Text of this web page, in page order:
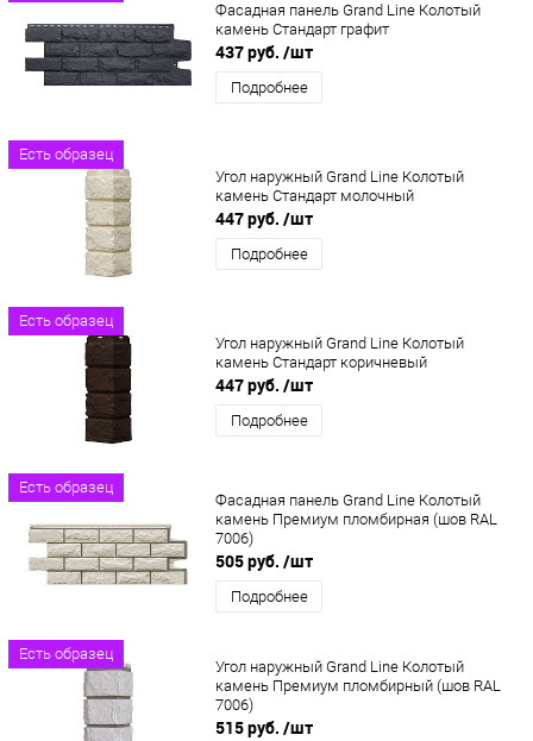
Фасадная панель Grand Line Колотый
камень Стандарт графит
437 руб. /шт
Подробнее
Есть образец
Угол наружный Grand Line Колотый
камень Стандарт молочный
447 руб. /шт
Подробнее
Есть образец
Угол наружный Grand Line Колотый
камень Стандарт коричневый
447 руб. /шт
Подробнее
Есть образец
Фасадная панель Grand Line Колотый
камень Премиум пломбирная (шов RAL
7006)
505 руб. /шт
Подробнее
Есть образец
Угол наружный Grand Line Колотый
камень Премиум пломбирный (шов RAL
7006)
515 руб. /шт